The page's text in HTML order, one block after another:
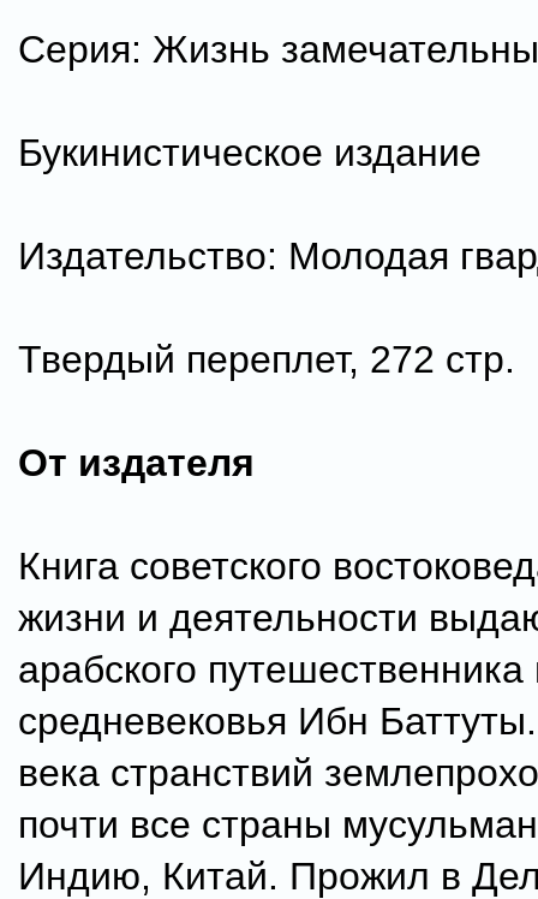
Серия: Жизнь
Букинистическое издание
Издательство: Молодая
Твердый переплет, 272 стр.
От издателя
Книга советского
жизни и деятельности
арабского
средневековья Ибн
века странствий
почти все страны
Индию, Китай. Прожил в